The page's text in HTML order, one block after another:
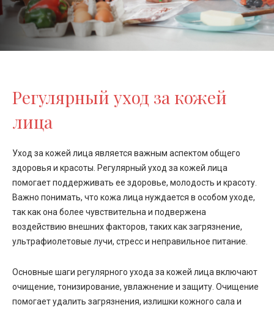
Регулярный уход за кожей
лица
Уход за кожей лица является важным аспектом общего
здоровья и красоты. Регулярный уход за кожей лица
помогает поддерживать ее здоровье, молодость и красоту.
Важно понимать, что кожа лица нуждается в особом уходе,
так как она более чувствительна и подвержена
воздействию внешних факторов, таких как загрязнение,
ультрафиолетовые лучи, стресс и неправильное питание.
Основные шаги регулярного ухода за кожей лица включают
очищение, тонизирование, увлажнение и защиту. Очищение
помогает удалить загрязнения, излишки кожного сала и